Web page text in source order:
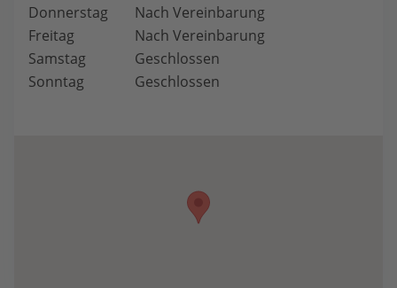
Donnerstag
Nach Vereinbarung
Freitag
Nach Vereinbarung
Samstag
Geschlossen
Sonntag
Geschlossen